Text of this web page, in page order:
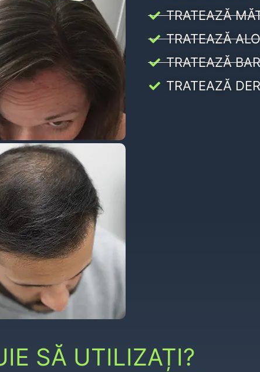
TRATEAZĂ
TRATEAZĂ
TRATEAZĂ
TRATEAZĂ
SĂ UTILIZAȚI?